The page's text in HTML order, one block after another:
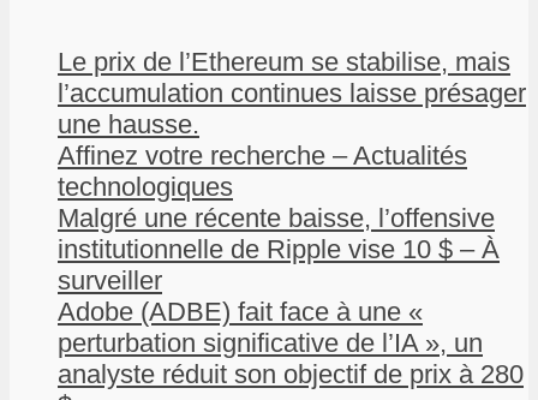
Le prix de l’Ethereum se stabilise, mais
l’accumulation continues laisse présager
une hausse.
Affinez votre recherche – Actualités
technologiques
Malgré une récente baisse, l’offensive
institutionnelle de Ripple vise 10 $ – À
surveiller
Adobe (ADBE) fait face à une «
perturbation significative de l’IA », un
analyste réduit son objectif de prix à 280